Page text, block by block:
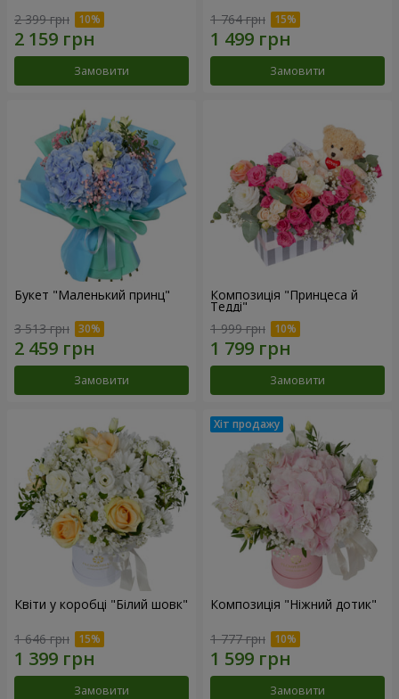
2 399 грн
Замовити
1 764 грн
Замовити
Букет "Маленький принц"
3 513 грн
Замовити
Композиція "Принцеса й
Тедді"
1 999 грн
Замовити
Квіти у коробці "Білий шовк"
1 646 грн
Замовити
Композиція "Ніжний дотик"
1 777 грн
Замовити